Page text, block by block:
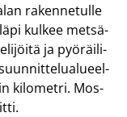
ra­ken­ne­tul­le
kul­kee met­sä­
ja pyö­räi­li­
ki­lo­met­ri. Mos­